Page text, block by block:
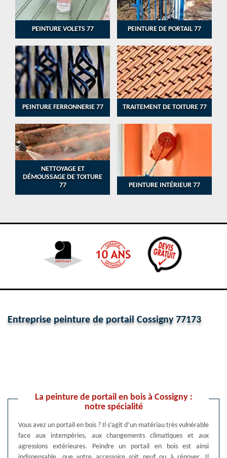
PEINTURE VOLETS 77 PEINTURE DE PORTAIL 77
PEINTURE FERRONNERIE 77 TRAITEMENT DE TOITURE 77
NETTOYAGE ET
DÉMOUSSAGE DE TOITURE
77
PEINTURE INTÉRIEUR 77
Entreprise peinture de portail Cossigny 77173
La peinture de portail en bois à Cossigny :
notre spécialité
Vous avez un portail en bois ? Il s’agit d’un matériau très vulnérable
face aux intempéries, aux changements climatiques et aux
agressions extérieures. Peindre un portail en bois est ainsi